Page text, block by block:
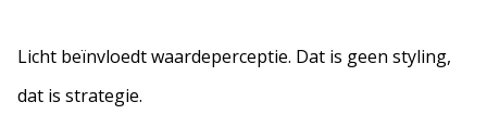
Licht beïnvloedt waardeperceptie. Dat is geen styling,
dat is strategie.